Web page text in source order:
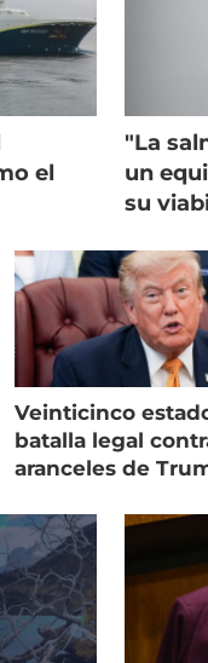
el
"La
un
su
Veinticinco
batalla legal
aranceles de